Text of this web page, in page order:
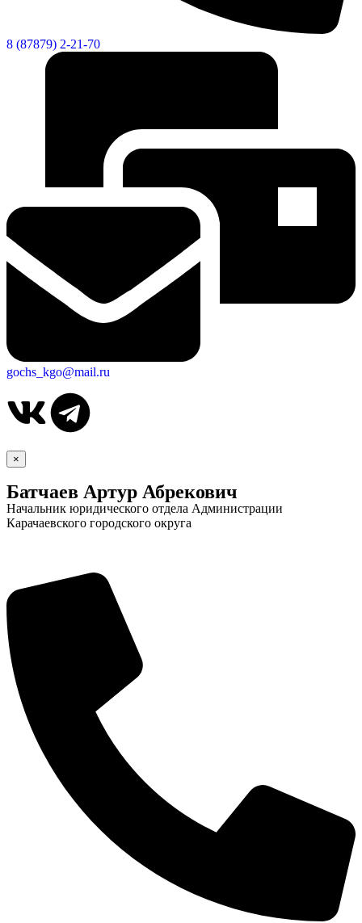
8 (87879) 2-21-70
gochs_kgo@mail.ru
×
Батчаев Артур Абрекович
Начальник юридического отдела Администрации
Карачаевского городского округа